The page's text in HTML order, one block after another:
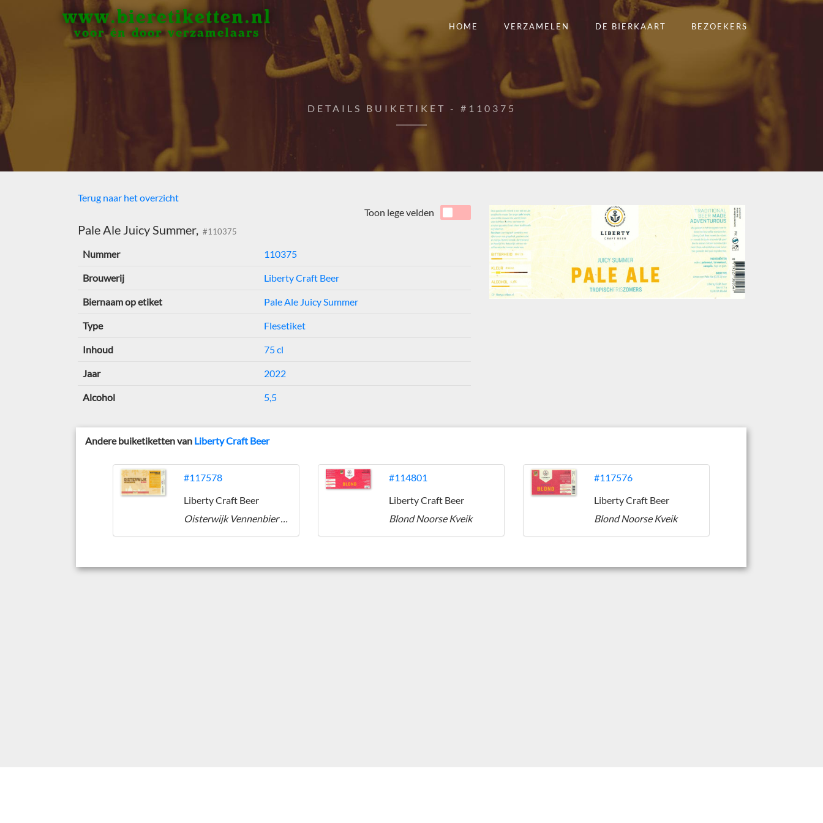
www.bieretiketten.nl
voor én door verzamelaars
HOME VERZAMELEN DE BIERKAART BEZOEKERS
DETAILS BUIKETIKET - #110375
Terug naar het overzicht
Pale Ale Juicy Summer, #110375
Toon lege velden
Nummer 110375
Brouwerij Liberty Craft Beer
Biernaam op etiket Pale Ale Juicy Summer
Type Flesetiket
Inhoud 75 cl
Jaar 2022
Alcohol 5,5
Andere buiketiketten van Liberty Craft Beer
#117578
Liberty Craft Beer
Oisterwijk Vennenbier Blond
#114801
Liberty Craft Beer
Blond Noorse Kveik
#117576
Liberty Craft Beer
Blond Noorse Kveik